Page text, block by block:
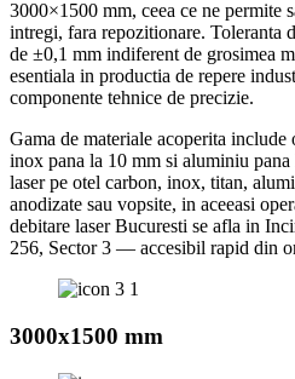
3000×1500 mm, ceea ce ne permite
intregi, fara repozitionare. Toleranta
de ±0,1 mm indiferent de grosimea
esentiala in productia de repere
componente tehnice de precizie.
Gama de materiale acoperita include
inox pana la 10 mm si aluminiu
laser pe otel carbon, inox, titan,
anodizate sau vopsite, in aceeasi
debitare laser Bucuresti se afla in
256, Sector 3 — accesibil rapid din
3000x1500 mm